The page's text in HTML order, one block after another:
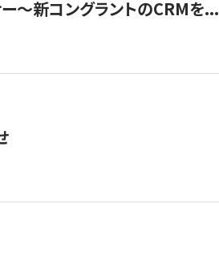
ー〜新コングラントのCRMを...